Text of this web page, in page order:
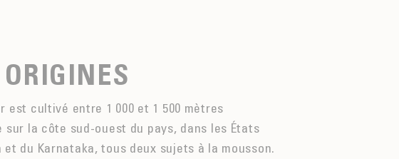
est cultivé entre 1 000 et 1 500 mètres
sur la côte sud-ouest du pays, dans les États
et du Karnataka, tous deux sujets à la mousson.